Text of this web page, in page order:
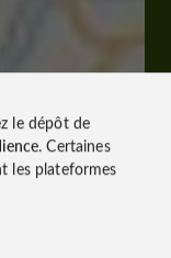
le dépôt de
. Certaines
les plateformes